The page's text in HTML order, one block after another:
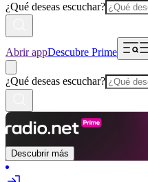
¿Qué deseas escuchar?
Abrir appDescubre Prime
¿Qué deseas escuchar?
Descubrir más